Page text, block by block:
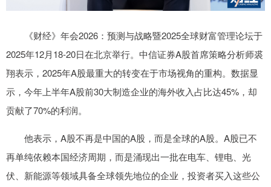
《财经》年会2026：预测与战略暨2025全球财富管理论坛于
2025年12月18-20日在北京举行。中信证券A股首席策略分析师裘
翔表示，2025年A股最重大的转变在于市场视角的重构。数据显
示，今年上半年A股前30大制造企业的海外收入占比达45%，却
贡献了70%的利润。
他表示，A股不再是中国的A股，而是全球的A股。A股已不
再单纯依赖本国经济周期，而是涌现出一批在电车、锂电、光
伏、新能源等领域具备全球领先地位的企业，投资者买入这些公